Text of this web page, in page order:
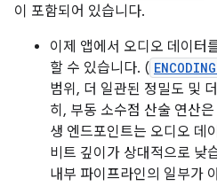
이 포함되어 있습니다.
이제 앱에서 오디오 데이터
할 수 있습니다. (
범위, 더 일관된 정밀도 및
히, 부동 소수점 산술 연산
생 엔드포인트는 오디오 데
비트 깊이가 상대적으로
내부 파이프라인의 일부가